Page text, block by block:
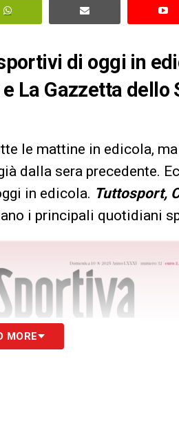
di oggi in
La Gazzetta dello
le mattine in edicola, ma
dalla sera precedente.
in edicola. Tuttosport,
i principali quotidiani
MORE